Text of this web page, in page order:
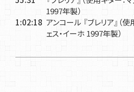
1997年製）
1:02:18 アンコール 『ブレリア』（
ェス・イーホ 1997年製）